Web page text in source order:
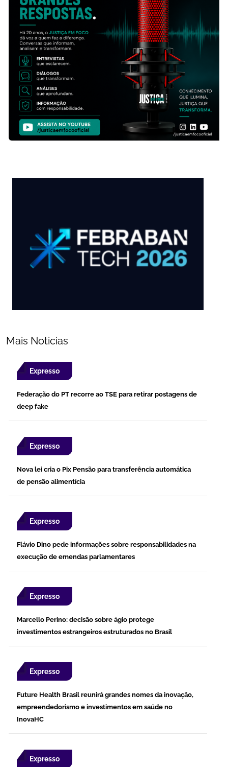
Mais Noticias
Expresso
Federação do PT recorre ao TSE para retirar postagens de
deep fake
Expresso
Nova lei cria o Pix Pensão para transferência automática
de pensão alimentícia
Expresso
Flávio Dino pede informações sobre responsabilidades na
execução de emendas parlamentares
Expresso
Marcello Perino: decisão sobre ágio protege
investimentos estrangeiros estruturados no Brasil
Expresso
Future Health Brasil reunirá grandes nomes da inovação,
empreendedorismo e investimentos em saúde no
InovaHC
Expresso